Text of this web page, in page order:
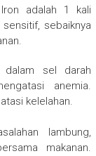
Iron adalah 1 kali
sebaiknya
dalam sel darah
anemia.
kelelahan.
lambung,
makanan.